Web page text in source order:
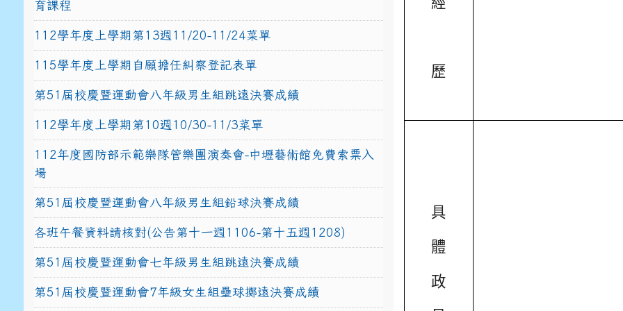
歷
具
體
政
育課程
112學年度上學期第13週11/20-11/24菜單
115學年度上學期自願擔任糾察登記表單
第51屆校慶暨運動會八年級男生組跳遠決賽成績
112學年度上學期第10週10/30-11/3菜單
112年度國防部示範樂隊管樂團演奏會-中壢藝術館免費索票入
場
第51屆校慶暨運動會八年級男生組鉛球決賽成績
各班午餐資料請核對(公告第十一週1106-第十五週1208)
第51屆校慶暨運動會七年級男生組跳遠決賽成績
第51屆校慶暨運動會7年級女生組壘球擲遠決賽成績